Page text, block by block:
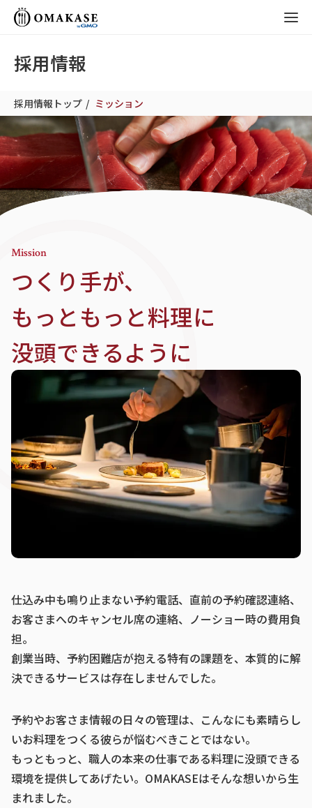
採用情報
採用情報トップ ミッション
Mission
つくり手が、
もっともっと料理に
没頭できるように
仕込み中も鳴り止まない予約電話、直前の予約確認連絡、
お客さまへのキャンセル席の連絡、ノーショー時の費用負
担。
創業当時、予約困難店が抱える特有の課題を、本質的に解
決できるサービスは存在しませんでした。
予約やお客さま情報の日々の管理は、こんなにも素晴らし
いお料理をつくる彼らが悩むべきことではない。
もっともっと、職人の本来の仕事である料理に没頭できる
環境を提供してあげたい。OMAKASEはそんな想いから生
まれました。